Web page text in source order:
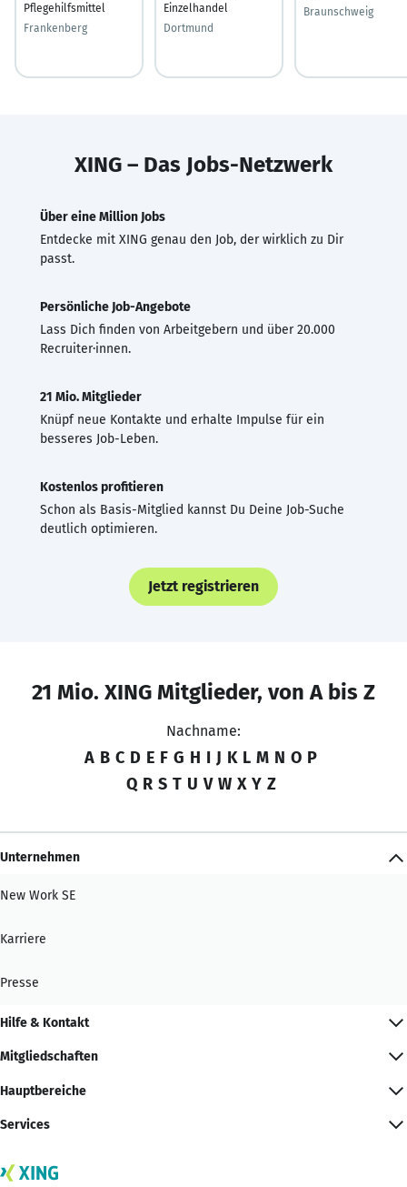
Pflegehilfsmittel
Frankenberg
Einzelhandel
Dortmund
Braunschweig
XING – Das Jobs-Netzwerk
Über eine Million Jobs
Entdecke mit XING genau den Job, der wirklich zu Dir
passt.
Persönliche Job-Angebote
Lass Dich finden von Arbeitgebern und über 20.000
Recruiter·innen.
21 Mio. Mitglieder
Knüpf neue Kontakte und erhalte Impulse für ein
besseres Job-Leben.
Kostenlos profitieren
Schon als Basis-Mitglied kannst Du Deine Job-Suche
deutlich optimieren.
Jetzt registrieren
21 Mio. XING Mitglieder, von A bis Z
Nachname:
A B C D E F G H I J K L M N O P
Q R S T U V W X Y Z
Unternehmen
New Work SE
Karriere
Presse
Hilfe & Kontakt
Mitgliedschaften
Hauptbereiche
Services